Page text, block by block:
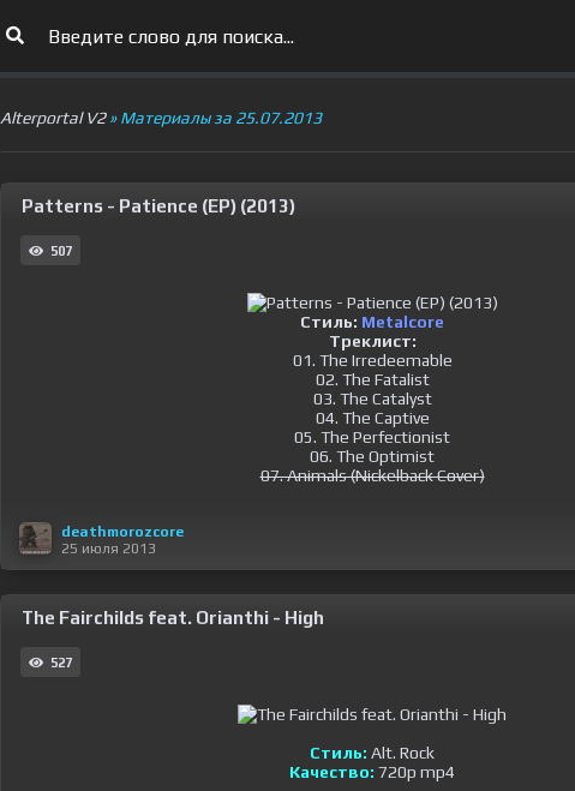
Alterportal V2» Материалы за 25.07.2013
Patterns - Patience (EP) (2013)
507
Стиль: Metalcore
Треклист:
01. The Irredeemable
02. The Fatalist
03. The Catalyst
04. The Captive
05. The Perfectionist
06. The Optimist
07. Animals (Nickelback Cover)
deathmorozcore
25 июля 2013
The Fairchilds feat. Orianthi - High
527
Стиль: Alt. Rock
Качество: 720p mp4